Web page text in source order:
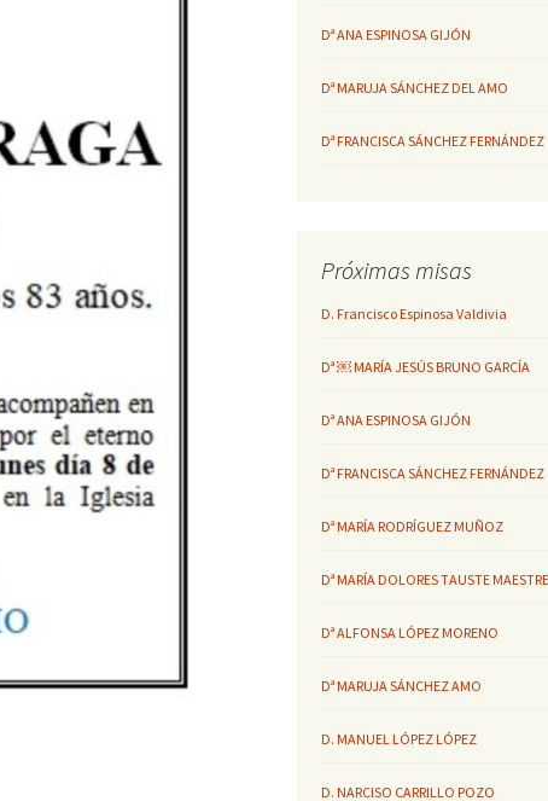
Dª ANA ESPINOSA GIJÓN
Dª MARUJA SÁNCHEZ DEL AMO
Dª FRANCISCA SÁNCHEZ FERNÁNDEZ
Próximas misas
D. Francisco Espinosa Valdivia
Dª ￼ MARÍA JESÚS BRUNO GARCÍA
Dª ANA ESPINOSA GIJÓN
Dª FRANCISCA SÁNCHEZ FERNÁNDEZ
Dª MARÍA RODRÍGUEZ MUÑOZ
Dª MARÍA DOLORES TAUSTE MAESTRE
Dª ALFONSA LÓPEZ MORENO
Dª MARUJA SÁNCHEZ AMO
D. MANUEL LÓPEZ LÓPEZ
D. NARCISO CARRILLO POZO